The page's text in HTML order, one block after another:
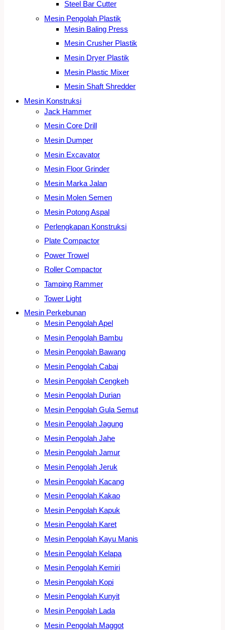
Steel Bar Cutter
Mesin Pengolah Plastik
Mesin Baling Press
Mesin Crusher Plastik
Mesin Dryer Plastik
Mesin Plastic Mixer
Mesin Shaft Shredder
Mesin Konstruksi
Jack Hammer
Mesin Core Drill
Mesin Dumper
Mesin Excavator
Mesin Floor Grinder
Mesin Marka Jalan
Mesin Molen Semen
Mesin Potong Aspal
Perlengkapan Konstruksi
Plate Compactor
Power Trowel
Roller Compactor
Tamping Rammer
Tower Light
Mesin Perkebunan
Mesin Pengolah Apel
Mesin Pengolah Bambu
Mesin Pengolah Bawang
Mesin Pengolah Cabai
Mesin Pengolah Cengkeh
Mesin Pengolah Durian
Mesin Pengolah Gula Semut
Mesin Pengolah Jagung
Mesin Pengolah Jahe
Mesin Pengolah Jamur
Mesin Pengolah Jeruk
Mesin Pengolah Kacang
Mesin Pengolah Kakao
Mesin Pengolah Kapuk
Mesin Pengolah Karet
Mesin Pengolah Kayu Manis
Mesin Pengolah Kelapa
Mesin Pengolah Kemiri
Mesin Pengolah Kopi
Mesin Pengolah Kunyit
Mesin Pengolah Lada
Mesin Pengolah Maggot